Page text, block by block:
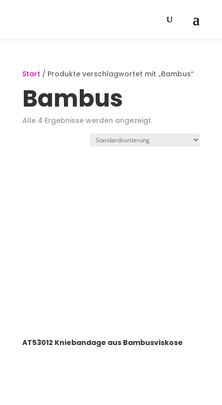
Start / Produkte verschlagwortet mit „Bambus“
Bambus
Alle 4 Ergebnisse werden angezeigt
AT53012 Kniebandage aus Bambusviskose